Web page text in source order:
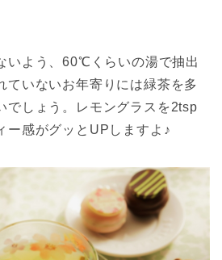
いよう、60℃くらいの湯で抽出
ていないお年寄りには緑茶を多
でしょう。レモングラスを2tsp
ー感がグッとUPしますよ♪